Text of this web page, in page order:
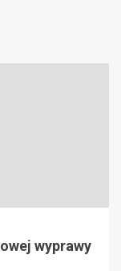
wyprawy